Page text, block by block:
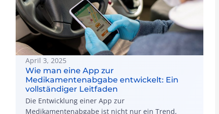
April 3, 2025
Wie man eine App zur
Medikamentenabgabe entwickelt: Ein
vollständiger Leitfaden
Die Entwicklung einer App zur
Medikamentenabgabe ist nicht nur ein Trend,